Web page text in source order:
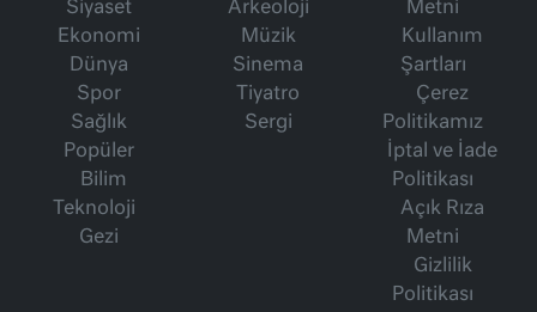
Siyaset
Ekonomi
Dünya
Spor
Sağlık
Popüler
Bilim
Teknoloji
Gezi
Arkeoloji
Müzik
Sinema
Tiyatro
Sergi
Metni
Kullanım
Şartları
Çerez
Politikamız
İptal ve İade
Politikası
Açık Rıza
Metni
Gizlilik
Politikası